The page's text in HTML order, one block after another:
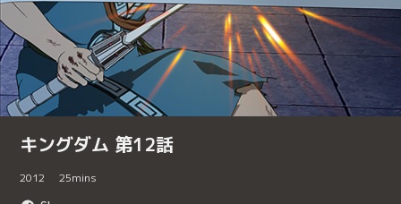
キングダム 第12話
2012 25mins